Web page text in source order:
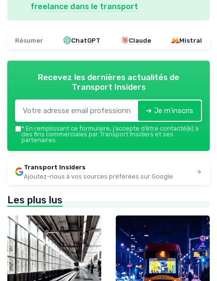
freelance dans le transport
Résumer ChatGPT Claude Mistral
Recevez les dernières actualités de
Transport Insiders
➔ Je m'inscris
* En remplissant ce formulaire, j’accepte d’être contacté(e) à
des fins commerciales par Transport Insiders et ses
partenaires.
Transport Insiders
Ajoutez-nous à vos sources préférées sur Google
Les plus lus